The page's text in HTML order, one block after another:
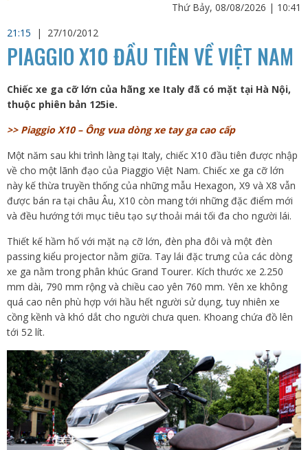
Thứ Bảy, 08/08/2026 | 10:41
21:15
| 27/10/2012
PIAGGIO X10 ĐẦU TIÊN VỀ VIỆT NAM
Chiếc xe ga cỡ lớn của hãng xe Italy đã có mặt tại Hà Nội,
thuộc phiên bản 125ie.
>> Piaggio X10 – Ông vua dòng xe tay ga cao cấp
Một năm sau khi trình làng tại Italy, chiếc X10 đầu tiên được nhập
về cho một lãnh đạo của Piaggio Việt Nam. Chiếc xe ga cỡ lớn
này kế thừa truyền thống của những mẫu Hexagon, X9 và X8 vẫn
được bán ra tại châu Âu, X10 còn mang tới những đặc điểm mới
và đều hướng tới mục tiêu tạo sự thoải mái tối đa cho người lái.
Thiết kế hầm hố với mặt nạ cỡ lớn, đèn pha đôi và một đèn
passing kiểu projector nằm giữa. Tay lái đặc trưng của các dòng
xe ga nằm trong phân khúc Grand Tourer. Kích thước xe 2.250
mm dài, 790 mm rộng và chiều cao yên 760 mm. Yên xe không
quá cao nên phù hợp với hầu hết người sử dụng, tuy nhiên xe
cồng kềnh và khó dắt cho người chưa quen. Khoang chứa đồ lên
tới 52 lít.